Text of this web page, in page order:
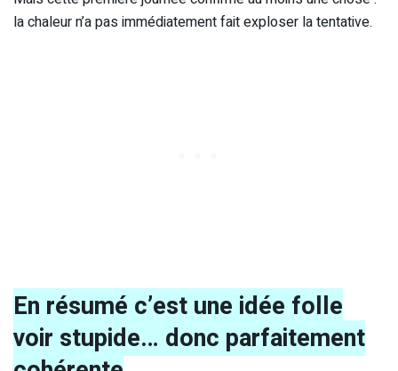
la chaleur n’a pas immédiatement fait exploser la tentative.
En résumé c’est une idée folle
voir stupide… donc parfaitement